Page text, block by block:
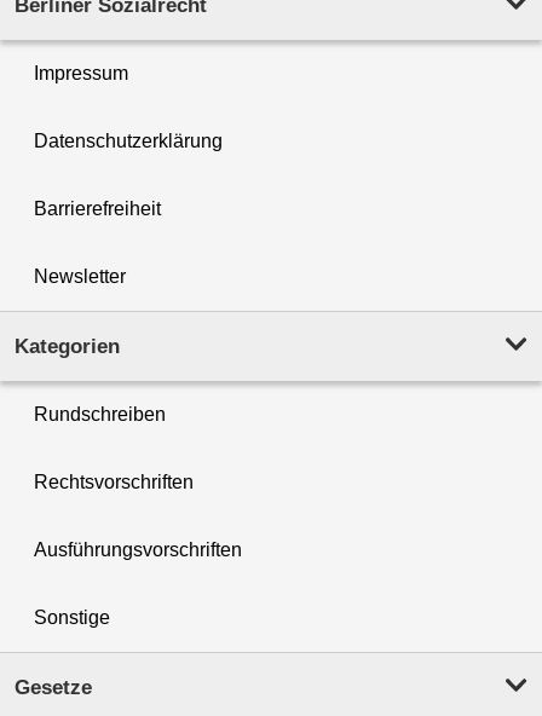
Berliner Sozialrecht
Impressum
Datenschutzerklärung
Barrierefreiheit
Newsletter
Kategorien
Rundschreiben
Rechtsvorschriften
Ausführungsvorschriften
Sonstige
Gesetze